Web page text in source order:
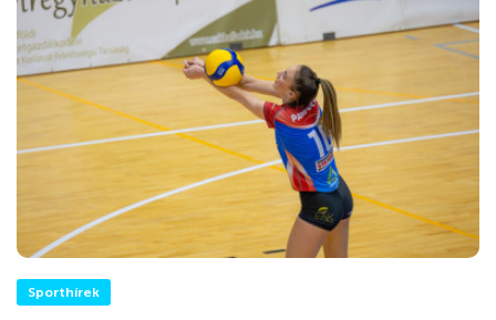
Sporthírek